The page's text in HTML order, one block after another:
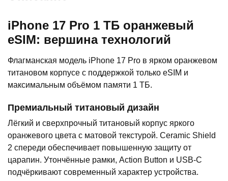
iPhone 17 Pro 1 ТБ оранжевый
eSIM: вершина технологий
Флагманская модель iPhone 17 Pro в ярком оранжевом
титановом корпусе с поддержкой только eSIM и
максимальным объёмом памяти 1 ТБ.
Премиальный титановый дизайн
Лёгкий и сверхпрочный титановый корпус яркого
оранжевого цвета с матовой текстурой. Ceramic Shield
2 спереди обеспечивает повышенную защиту от
царапин. Утончённые рамки, Action Button и USB-C
подчёркивают современный характер устройства.